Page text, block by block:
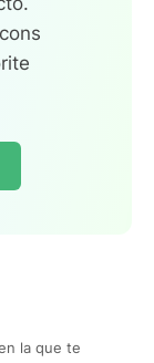
la que te